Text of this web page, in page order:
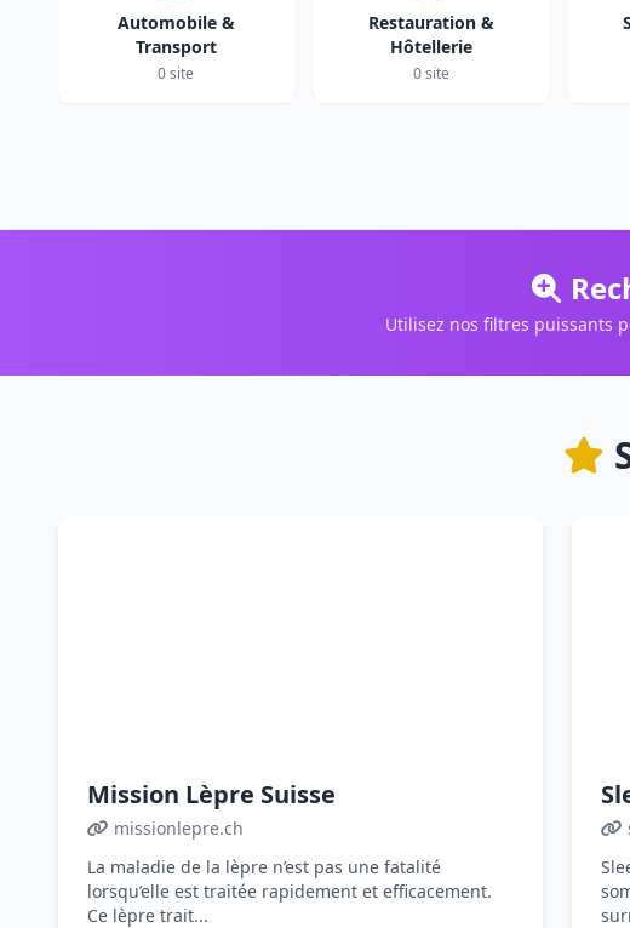
Automobile &
Transport
0 site
Restauration &
Hôtellerie
0 site
Utilisez nos filtres puissants
Mission Lèpre Suisse
missionlepre.ch
La maladie de la lèpre n’est pas une fatalité
lorsqu’elle est traitée rapidement et efficacement.
Ce lèpre trait...